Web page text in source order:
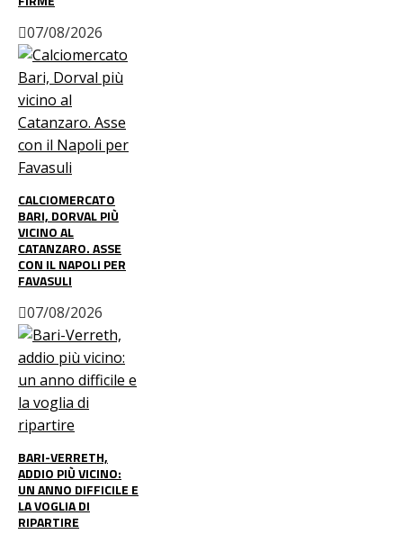
07/08/2026
CALCIOMERCATO
BARI, DORVAL PIÙ
VICINO AL
CATANZARO. ASSE
CON IL NAPOLI PER
FAVASULI
07/08/2026
BARI-VERRETH,
ADDIO PIÙ VICINO:
UN ANNO DIFFICILE E
LA VOGLIA DI
RIPARTIRE